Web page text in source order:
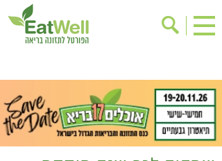
בישול בריא
אינדקס עסקים
ריפוי ומניעת מחלות
בריאות האישה
תוספי תזונה
מתכוני בריאות